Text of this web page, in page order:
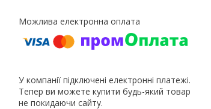
У компанії підключені електронні платежі.
Тепер ви можете купити будь-який товар
не покидаючи сайту.